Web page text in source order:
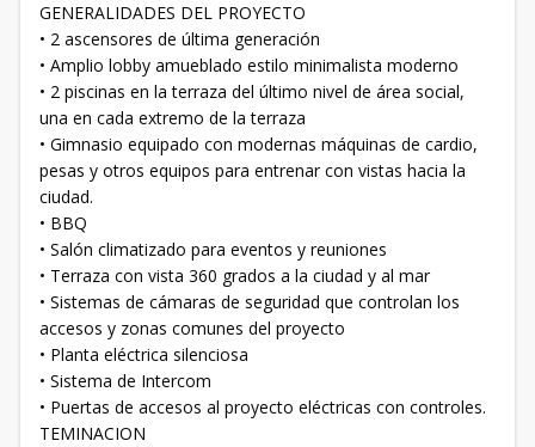
GENERALIDADES DEL PROYECTO
• 2 ascensores de última generación
• Amplio lobby amueblado estilo minimalista moderno
• 2 piscinas en la terraza del último nivel de área social,
una en cada extremo de la terraza
• Gimnasio equipado con modernas máquinas de cardio,
pesas y otros equipos para entrenar con vistas hacia la
ciudad.
• BBQ
• Salón climatizado para eventos y reuniones
• Terraza con vista 360 grados a la ciudad y al mar
• Sistemas de cámaras de seguridad que controlan los
accesos y zonas comunes del proyecto
• Planta eléctrica silenciosa
• Sistema de Intercom
• Puertas de accesos al proyecto eléctricas con controles.
TEMINACION